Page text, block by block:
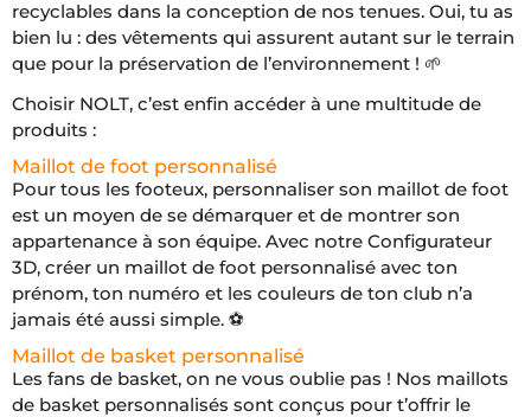
recyclables dans la conception de nos tenues. Oui, tu as
bien lu : des vêtements qui assurent autant sur le terrain
que pour la préservation de l’environnement ! 🌱
Choisir NOLT, c’est enfin accéder à une multitude de
produits :
Maillot de foot personnalisé
Pour tous les footeux, personnaliser son maillot de foot
est un moyen de se démarquer et de montrer son
appartenance à son équipe. Avec notre Configurateur
3D, créer un maillot de foot personnalisé avec ton
prénom, ton numéro et les couleurs de ton club n’a
jamais été aussi simple. ⚽
Maillot de basket personnalisé
Les fans de basket, on ne vous oublie pas ! Nos maillots
de basket personnalisés sont conçus pour t’offrir le